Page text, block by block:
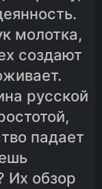
молотка,
создают
русской
падает
Их обзор